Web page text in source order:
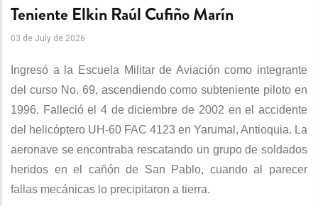
Teniente Elkin Raúl Cufiño Marín
03 de July de 2026
Ingresó a la Escuela Militar de Aviación como integrante
del curso No. 69, ascendiendo como subteniente piloto en
1996. Falleció el 4 de diciembre de 2002 en el accidente
del helicóptero UH-60 FAC 4123 en Yarumal, Antioquia. La
aeronave se encontraba rescatando un grupo de soldados
heridos en el cañón de San Pablo, cuando al parecer
fallas mecánicas lo precipitaron a tierra.